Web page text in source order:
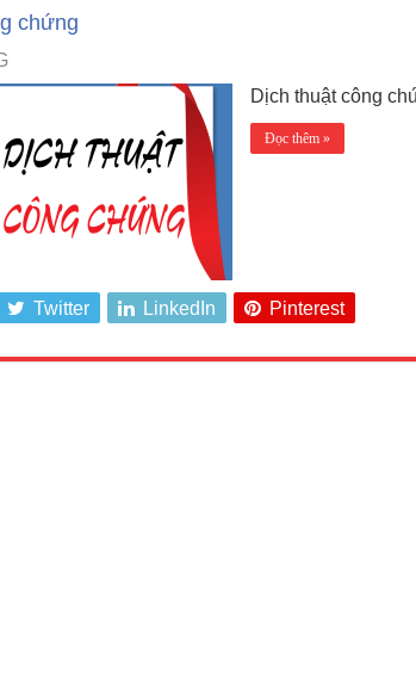
chứng
Dịch thuật công
Đọc thêm »
Twitter LinkedIn Pinterest